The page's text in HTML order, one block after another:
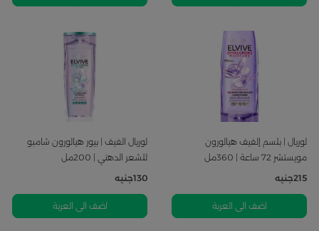
لوريال | بلسم إلفيف هيالورون
مويستشر 72 ساعة | 360مل
215جنيه
اضف الى العربة
لوريال الفيف | بيور هيالورون شامبو
للشعر الدهني | 200مل
130جنيه
اضف الى العربة